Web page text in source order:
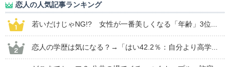
恋人の人気記事ランキング
若いだけじゃNG!? 女性が一番美しくなる「年齢」3位...
恋人の学歴は気になる？→「はい42.2％：自分より高学...